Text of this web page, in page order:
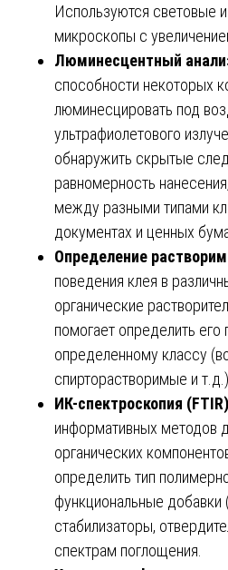
Используются световые
микроскопы с
Люминесцентный
способности некоторых
люминесцировать под
ультрафиолетового
обнаружить скрытые
равномерность
между разными типами
документах и ценных
Определение
поведения клея в
органические
помогает определить его
определенному классу
спирторастворимые и т.д.).
ИК-спектроскопия
информативных методов
органических
определить тип
функциональные добавки
стабилизаторы,
спектрам поглощения.